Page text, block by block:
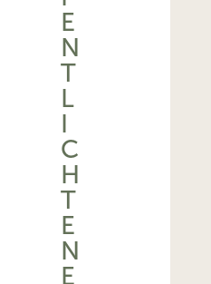
E
N
T
L
I
C
H
T
E
N
E